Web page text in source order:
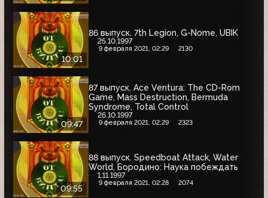
10:01
86 выпуск. 7th Legion, G-Nome, UBIK
25.10.1997
9 февраля 2021, 02:29 2130
09:47
87 выпуск. Ace Ventura: The CD-Rom
Game, Mass Destruction, Bermuda
Syndrome, Total Control
26.10.1997
9 февраля 2021, 02:29 2323
09:55
88 выпуск. Speedboat Attack, Water
World, Бородино: Наука побеждать
1.11.1997
9 февраля 2021, 02:28 2074